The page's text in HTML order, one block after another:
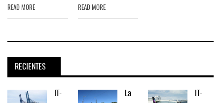
READ MORE READ MORE
RECIENTES
IT- La IT-